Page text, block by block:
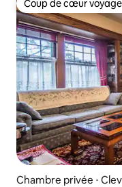
Coup de cœur
Coup de cœur
Chambre privée ⋅